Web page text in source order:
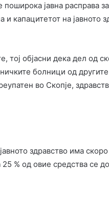
поширока јавна расправа
и капацитетот на јавното
тој објасни дека дел од
болници од
во Скопје,
здравство има
% од овие средства се